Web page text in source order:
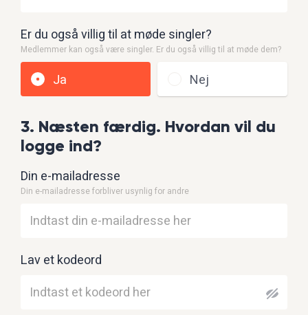
Er du også villig til at møde singler?
Medlemmer kan også være singler. Er du også villig til at møde dem?
Ja Nej
3. Næsten færdig. Hvordan vil du
logge ind?
Din e-mailadresse
Din e-mailadresse forbliver usynlig for andre
Lav et kodeord